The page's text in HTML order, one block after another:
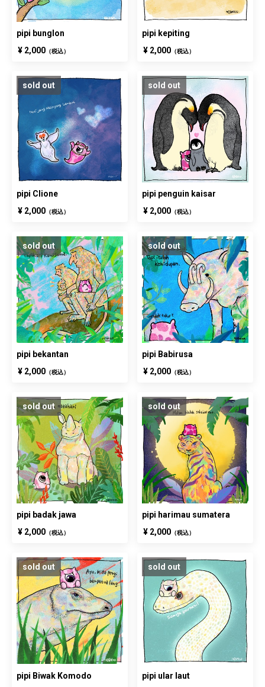
pipi bunglon
¥ 2,000 （税込）
pipi kepiting
¥ 2,000 （税込）
sold out
pipi Clione
¥ 2,000 （税込）
sold out
pipi penguin kaisar
¥ 2,000 （税込）
sold out
pipi bekantan
¥ 2,000 （税込）
sold out
pipi Babirusa
¥ 2,000 （税込）
sold out
pipi badak jawa
¥ 2,000 （税込）
sold out
pipi harimau sumatera
¥ 2,000 （税込）
sold out
pipi Biwak Komodo
sold out
pipi ular laut